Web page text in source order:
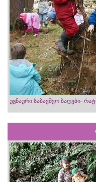
უცნაური საბავშვო ბაღები-